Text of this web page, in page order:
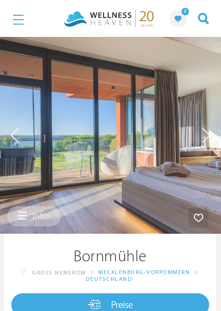
0
Infos
Bornmühle
GROSS NEMEROW > MECKLENBURG-VORPOMMERN
>
DEUTSCHLAND
Preise